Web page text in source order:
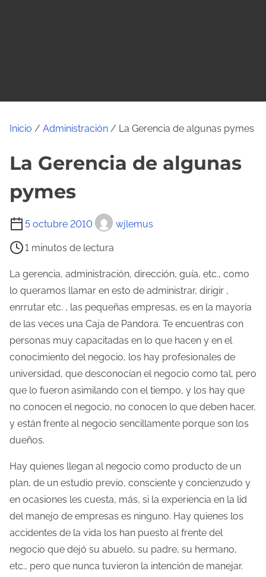
Inicio / Administración / La Gerencia de algunas pymes
La Gerencia de algunas
pymes
5 octubre 2010 wjlemus
T
e
m
p
o
d
e
l
e
c
t
u
r
d
e
l
a
e
n
t
1 minutos de lectura
La gerencia, administración, dirección, guía, etc., como
lo queramos llamar en esto de administrar, dirigir ,
enrrutar etc. , las pequeñas empresas, es en la mayoría
de las veces una Caja de Pandora. Te encuentras con
personas muy capacitadas en lo que hacen y en el
conocimiento del negocio, los hay profesionales de
universidad, que desconocían el negocio como tal, pero
que lo fueron asimilando con el tiempo, y los hay que
no conocen el negocio, no conocen lo que deben hacer,
y están frente al negocio sencillamente porque son los
dueños.
Hay quienes llegan al negocio como producto de un
plan, de un estudio previo, consciente y concienzudo y
en ocasiones les cuesta, más, si la experiencia en la lid
del manejo de empresas es ninguno. Hay quienes los
accidentes de la vida los han puesto al frente del
negocio que dejó su abuelo, su padre, su hermano,
etc., pero que nunca tuvieron la intención de manejar.